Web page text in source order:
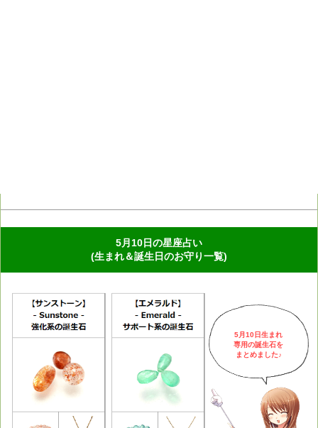
5月10日の星座占い
(生まれ＆誕生日のお守り一覧)
5月10日生まれ
専用の誕生石を
まとめました♪